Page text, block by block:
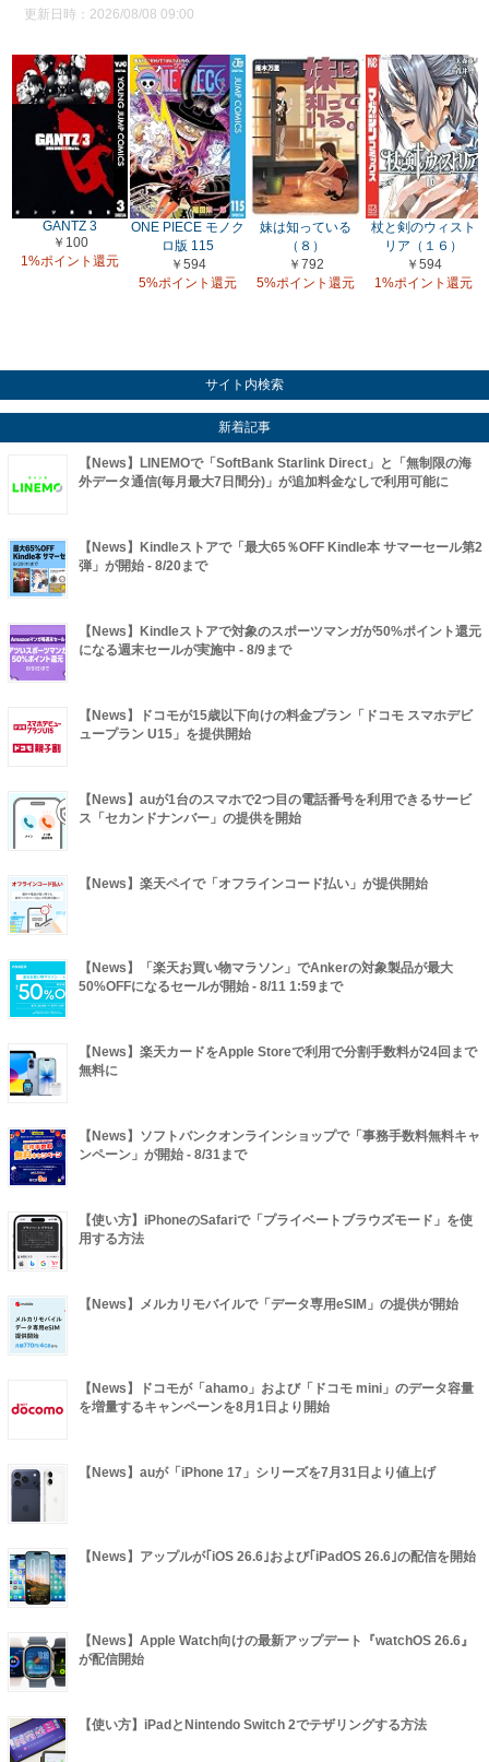
更新日時：2026/08/08 09:00
GANTZ 3
￥100
1%ポイント還元
ONE PIECE モノク
ロ版 115
￥594
5%ポイント還元
妹は知っている
（８）
￥792
5%ポイント還元
杖と剣のウィスト
リア（１６）
￥594
1%ポイント還元
サイト内検索
新着記事
【News】LINEMOで「SoftBank Starlink Direct」と「無制限の海
外データ通信(毎月最大7日間分)」が追加料金なしで利用可能に
【News】Kindleストアで「最大65％OFF Kindle本 サマーセール第2
弾」が開始 - 8/20まで
【News】Kindleストアで対象のスポーツマンガが50%ポイント還元
になる週末セールが実施中 - 8/9まで
【News】ドコモが15歳以下向けの料金プラン「ドコモ スマホデビ
ュープラン U15」を提供開始
【News】auが1台のスマホで2つ目の電話番号を利用できるサービ
ス「セカンドナンバー」の提供を開始
【News】楽天ペイで「オフラインコード払い」が提供開始
【News】「楽天お買い物マラソン」でAnkerの対象製品が最大
50%OFFになるセールが開始 - 8/11 1:59まで
【News】楽天カードをApple Storeで利用で分割手数料が24回まで
無料に
【News】ソフトバンクオンラインショップで「事務手数料無料キャ
ンペーン」が開始 - 8/31まで
【使い方】iPhoneのSafariで「プライベートブラウズモード」を使
用する方法
【News】メルカリモバイルで「データ専用eSIM」の提供が開始
【News】ドコモが「ahamo」および「ドコモ mini」のデータ容量
を増量するキャンペーンを8月1日より開始
【News】auが「iPhone 17」シリーズを7月31日より値上げ
【News】アップルが｢iOS 26.6｣および｢iPadOS 26.6｣の配信を開始
【News】Apple Watch向けの最新アップデート『watchOS 26.6』
が配信開始
【使い方】iPadとNintendo Switch 2でテザリングする方法